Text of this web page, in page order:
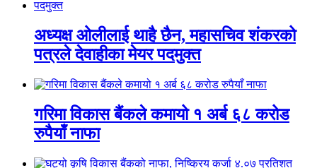
अध्यक्ष ओलीलाई थाहै छैन, महासचिव शंकरको
पत्रले देवाहीका मेयर पदमुक्त
गरिमा विकास बैंकले कमायो १ अर्ब ६८ करोड
रुपैयाँ नाफा